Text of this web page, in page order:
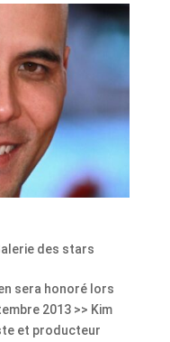
des stars
sera honoré lors
2013 >> Kim
et producteur